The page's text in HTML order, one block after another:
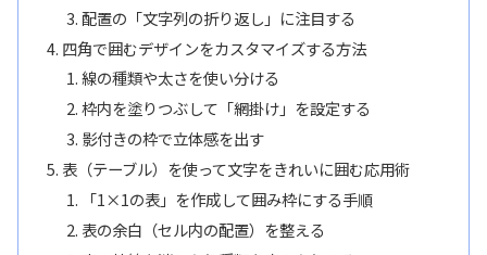
配置の「文字列の折り返し」に注目する
四角で囲むデザインをカスタマイズする方法
線の種類や太さを使い分ける
枠内を塗りつぶして「網掛け」を設定する
影付きの枠で立体感を出す
表（テーブル）を使って文字をきれいに囲む応用術
「1×1の表」を作成して囲み枠にする手順
表の余白（セル内の配置）を整える